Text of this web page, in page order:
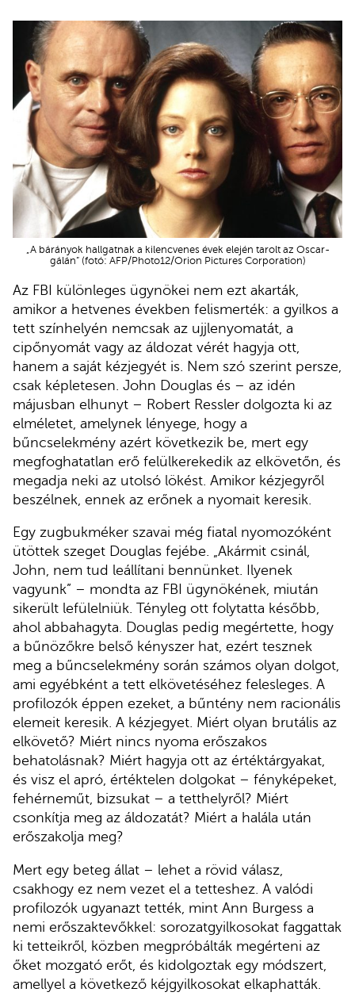
„A bárányok hallgatnak a kilencvenes évek elején tarolt az Oscar-
gálán” (fotó: AFP/Photo12/Orion Pictures Corporation)
Az FBI különleges ügynökei nem ezt akarták,
amikor a hetvenes években felismerték: a gyilkos a
tett színhelyén nemcsak az ujjlenyomatát, a
cipőnyomát vagy az áldozat vérét hagyja ott,
hanem a saját kézjegyét is. Nem szó szerint persze,
csak képletesen. John Douglas és – az idén
májusban elhunyt – Robert Ressler dolgozta ki az
elméletet, amelynek lényege, hogy a
bűncselekmény azért következik be, mert egy
megfoghatatlan erő felülkerekedik az elkövetőn, és
megadja neki az utolsó lökést. Amikor kézjegyről
beszélnek, ennek az erőnek a nyomait keresik.
Egy zugbukméker szavai még fiatal nyomozóként
ütöttek szeget Douglas fejébe. „Akármit csinál,
John, nem tud leállítani bennünket. Ilyenek
vagyunk” – mondta az FBI ügynökének, miután
sikerült lefülelniük. Tényleg ott folytatta később,
ahol abbahagyta. Douglas pedig megértette, hogy
a bűnözőkre belső kényszer hat, ezért tesznek
meg a bűncselekmény során számos olyan dolgot,
ami egyébként a tett elkövetéséhez felesleges. A
profilozók éppen ezeket, a bűntény nem racionális
elemeit keresik. A kézjegyet. Miért olyan brutális az
elkövető? Miért nincs nyoma erőszakos
behatolásnak? Miért hagyja ott az értéktárgyakat,
és visz el apró, értéktelen dolgokat – fényképeket,
fehérneműt, bizsukat – a tetthelyről? Miért
csonkítja meg az áldozatát? Miért a halála után
erőszakolja meg?
Mert egy beteg állat – lehet a rövid válasz,
csakhogy ez nem vezet el a tetteshez. A valódi
profilozók ugyanazt tették, mint Ann Burgess a
nemi erőszaktevőkkel: sorozatgyilkosokat faggattak
ki tetteikről, közben megpróbálták megérteni az
őket mozgató erőt, és kidolgoztak egy módszert,
amellyel a következő kéjgyilkosokat elkaphatták.